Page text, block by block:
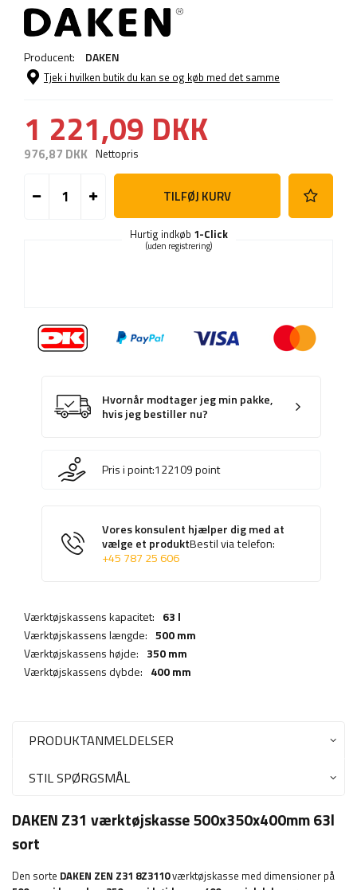
Producent: DAKEN
Tjek i hvilken butik du kan se og køb med det samme
1 221,09 DKK
976,87 DKK Nettopris
TILFØJ KURV
Hurtig indkøb 1-Click
(uden registrering)
Hvornår modtager jeg min pakke,
hvis jeg bestiller nu?
Pris i point:122109point
Vores konsulent hjælper dig med at
vælge et produktBestil via telefon:
+45 787 25 606
Værktøjskassens kapacitet: 63 l
Værktøjskassens længde: 500 mm
Værktøjskassens højde: 350 mm
Værktøjskassens dybde: 400 mm
PRODUKTANMELDELSER
STIL SPØRGSMÅL
DAKEN Z31 værktøjskasse 500x350x400mm 63l
sort
Den sorte DAKEN ZEN Z31 8Z3110værktøjskasse med dimensioner på